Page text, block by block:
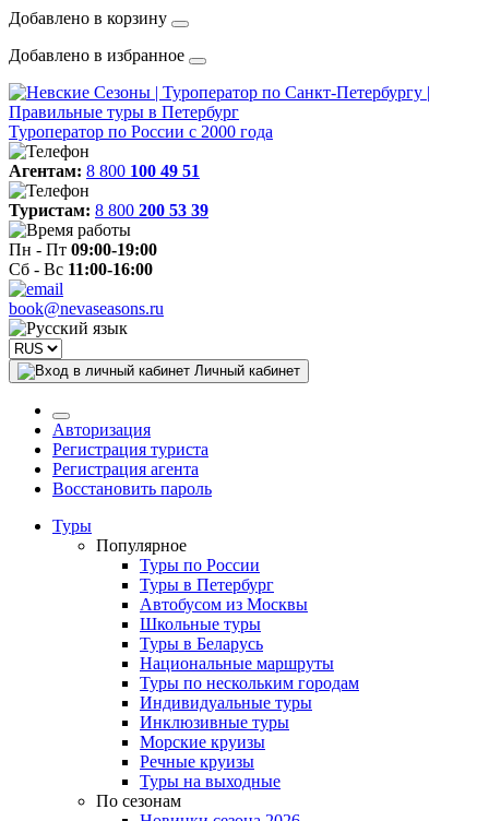
Добавлено в корзину
Добавлено в избранное
Туроператор по России с 2000 года
Агентам: 8 800 100 49 51
Туристам: 8 800 200 53 39
Пн - Пт 09:00-19:00
Сб - Вс 11:00-16:00
book@nevaseasons.ru
Личный кабинет
Авторизация
Регистрация туриста
Регистрация агента
Восстановить пароль
Туры
Популярное
Туры по России
Туры в Петербург
Автобусом из Москвы
Школьные туры
Туры в Беларусь
Национальные маршруты
Туры по нескольким городам
Индивидуальные туры
Инклюзивные туры
Морские круизы
Речные круизы
Туры на выходные
По сезонам